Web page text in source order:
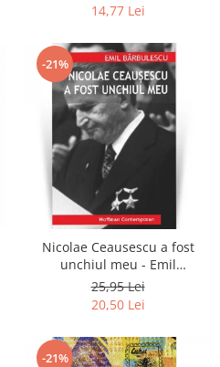
Gheorghe Banica
14,77 Lei
-21%
Nicolae Ceausescu a fost
unchiul meu - Emil
Barbulescu
25,95 Lei
20,50 Lei
-21%